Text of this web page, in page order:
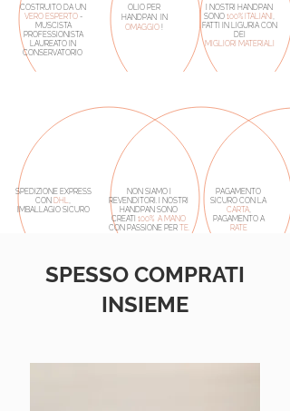
COSTRUITO DA UN
VERO ESPERTO-
MUSCISTA
PROFESSIONISTA
LAUREATO IN
CONSERVATORIO
OLIO PER
HANDPAN IN
OMAGGIO !
I NOSTRI HANDPAN
SONO 100% ITALIANI ,
FATTI IN LIGURIA CON
DEI
MIGLIORI MATERIALI
SPEDIZIONE EXPRESS
CON DHL,
IMBALLAGIO SICURO
NON SIAMO I
REVENDITORI. I NOSTRI
HANDPAN SONO
CREATI 100% A MANO
CON PASSIONE PER TE.
PAGAMENTO
SICURO CON LA
CARTA,
PAGAMENTO A
RATE
SPESSO COMPRATI
INSIEME